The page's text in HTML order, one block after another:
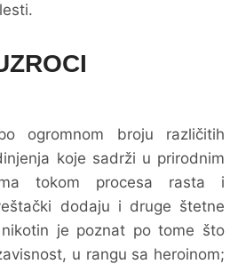
ogromnom broju različitih
koje sadrži u prirodnim
tokom procesa rasta i
dodaju i druge štetne
nikotin je poznat po tome što
u rangu sa heroinom;